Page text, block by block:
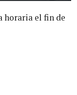
horaria el fin de